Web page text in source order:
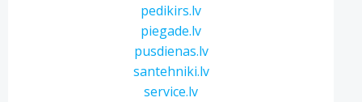
pedikirs.lv
piegade.lv
pusdienas.lv
santehniki.lv
service.lv